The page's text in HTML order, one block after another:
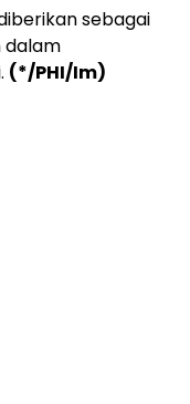
sebagai
dalam
(*/PHI/Im)